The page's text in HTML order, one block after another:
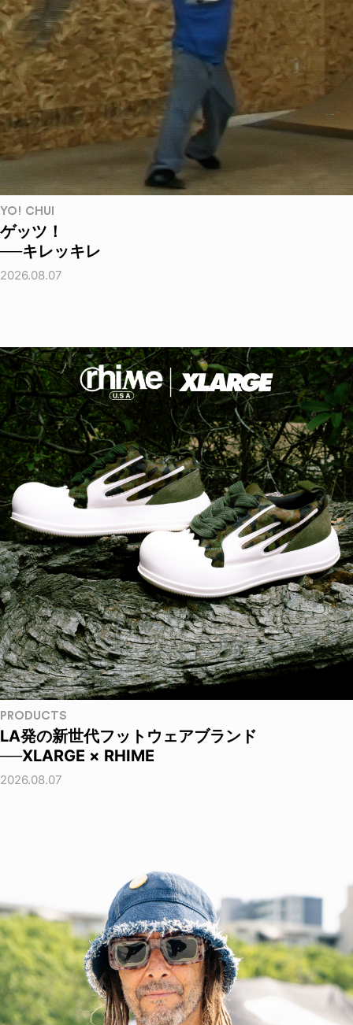
YO! CHUI
ゲッツ！
──キレッキレ
2026.08.07
PRODUCTS
LA発の新世代フットウェアブランド
──XLARGE × RHIME
2026.08.07